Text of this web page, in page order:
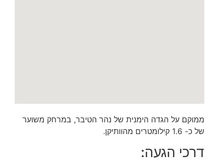
ממוקם על הגדה הימנית של נהר הטיבר, במרחק משוער
של כ- 1.6 קילומטרים מהוותיקן.
דרכי הגעה: